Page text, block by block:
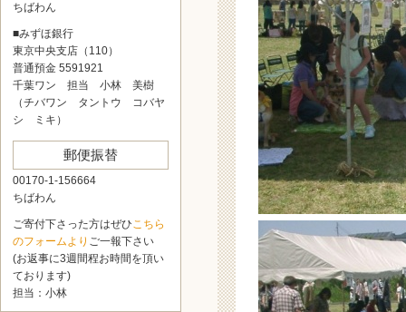
ちばわん
■みずほ銀行
東京中央支店（110）
普通預金 5591921
千葉ワン 担当 小林 美樹
（チバワン タントウ コバヤ
シ ミキ）
郵便振替
00170-1-156664
ちばわん
ご寄付下さった方はぜひこちら
のフォームより ご一報下さい
(お返事に3週間程お時間を頂い
ております)
担当：小林